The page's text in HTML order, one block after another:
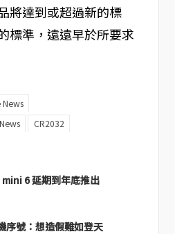
將達到或超過新的標
標準，遠遠早於所要求
CR2032
6 延期到年底推出
序號：想造假難如登天